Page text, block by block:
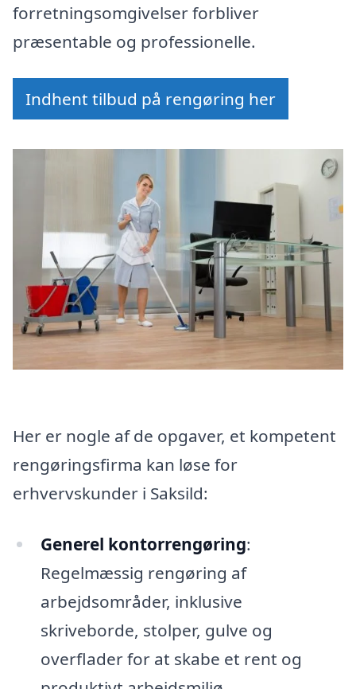
forretningsomgivelser forbliver
præsentable og professionelle.
Indhent tilbud på rengøring her
Her er nogle af de opgaver, et kompetent
rengøringsfirma kan løse for
erhvervskunder i Saksild:
Generel kontorrengøring:
Regelmæssig rengøring af
arbejdsområder, inklusive
skriveborde, stolper, gulve og
overflader for at skabe et rent og